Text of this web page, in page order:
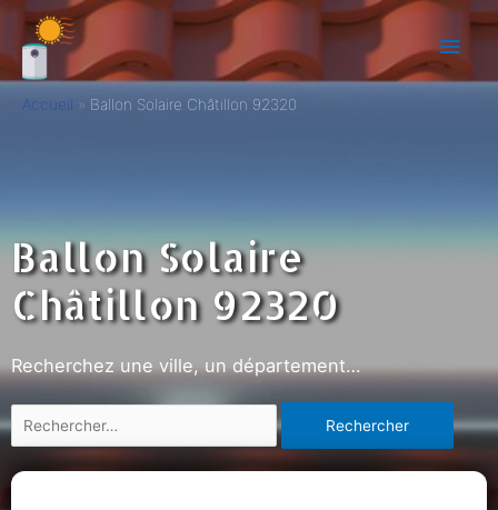
Accueil Ballon Solaire Châtillon 92320
Ballon Solaire
Châtillon 92320
Recherchez une ville, un département…